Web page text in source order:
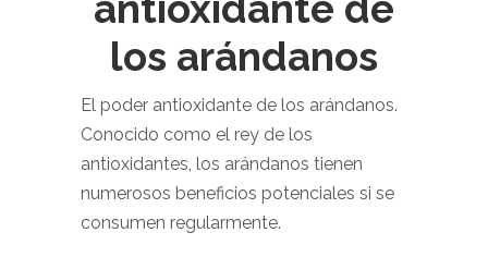
los arándanos
El poder antioxidante de los arándanos.
Conocido como el rey de los
antioxidantes, los arándanos tienen
numerosos beneficios potenciales si se
consumen regularmente.